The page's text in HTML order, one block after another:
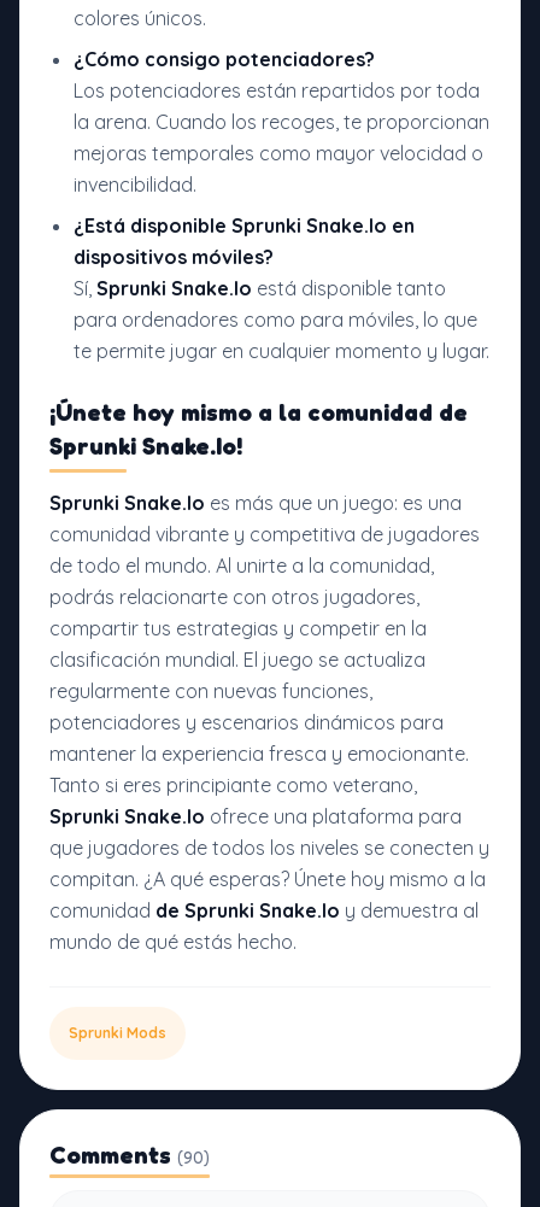
colores únicos.
¿Cómo consigo potenciadores?
Los potenciadores están repartidos por toda
la arena. Cuando los recoges, te proporcionan
mejoras temporales como mayor velocidad o
invencibilidad.
¿Está disponible Sprunki Snake.Io en
dispositivos móviles?
Sí, Sprunki Snake.Io está disponible tanto
para ordenadores como para móviles, lo que
te permite jugar en cualquier momento y lugar.
¡Únete hoy mismo a la comunidad de
Sprunki Snake.Io!
Sprunki Snake.Io es más que un juego: es una
comunidad vibrante y competitiva de jugadores
de todo el mundo. Al unirte a la comunidad,
podrás relacionarte con otros jugadores,
compartir tus estrategias y competir en la
clasificación mundial. El juego se actualiza
regularmente con nuevas funciones,
potenciadores y escenarios dinámicos para
mantener la experiencia fresca y emocionante.
Tanto si eres principiante como veterano,
Sprunki Snake.Io ofrece una plataforma para
que jugadores de todos los niveles se conecten y
compitan. ¿A qué esperas? Únete hoy mismo a la
comunidad de Sprunki Snake.Io y demuestra al
mundo de qué estás hecho.
Sprunki Mods
Comments (90)